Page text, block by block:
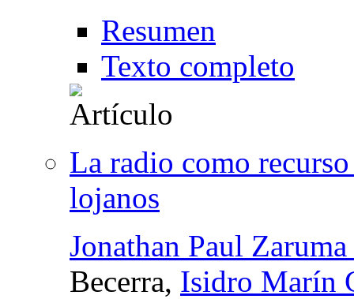
Resumen
Texto completo
La radio como
lojanos
Jonathan Paul
Becerra, Isidro Marín